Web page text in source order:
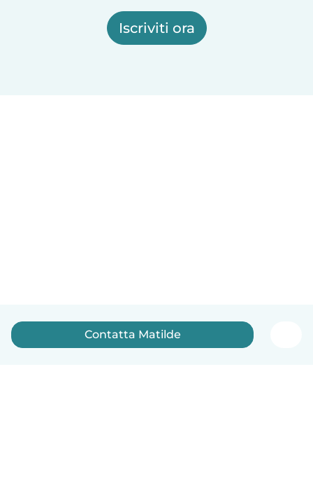
Iscriviti ora
Contatta Matilde